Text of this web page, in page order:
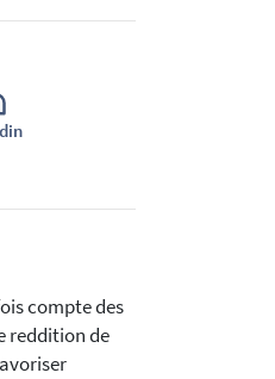
compte des
reddition de